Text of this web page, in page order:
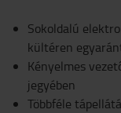
Sokoldalú
kültéren
Kényelmes
jegyében
Többféle